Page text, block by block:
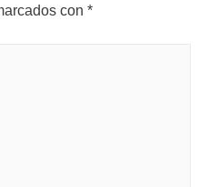
con *